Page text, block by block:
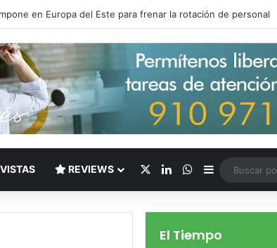
en Centroamérica dispara los salarios de entrada un 15%
REVIEWS LinkedInWhatsApp
Barra lateral
El Tiempo